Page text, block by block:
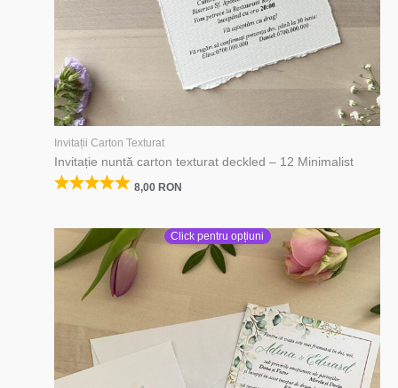
Invitații Carton Texturat
Invitație nuntă carton texturat deckled – 12 Minimalist
8,00 RON
Click pentru opțiuni